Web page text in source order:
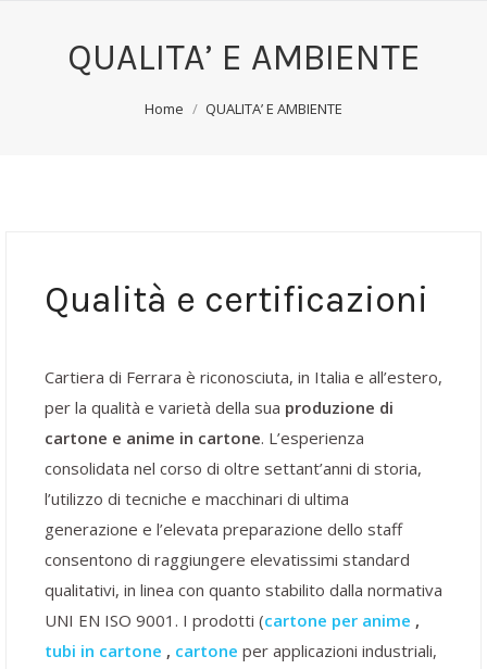
QUALITA’ E AMBIENTE
You are here:Home QUALITA’ E AMBIENTE
Qualità e certificazioni
Cartiera di Ferrara è riconosciuta, in Italia e all’estero,
per la qualità e varietà della sua produzione di
cartone e anime in cartone. L’esperienza
consolidata nel corso di oltre settant’anni di storia,
l’utilizzo di tecniche e macchinari di ultima
generazione e l’elevata preparazione dello staff
consentono di raggiungere elevatissimi standard
qualitativi, in linea con quanto stabilito dalla normativa
UNI EN ISO 9001. I prodotti (cartone per anime ,
tubi in cartone , cartone per applicazioni industriali,